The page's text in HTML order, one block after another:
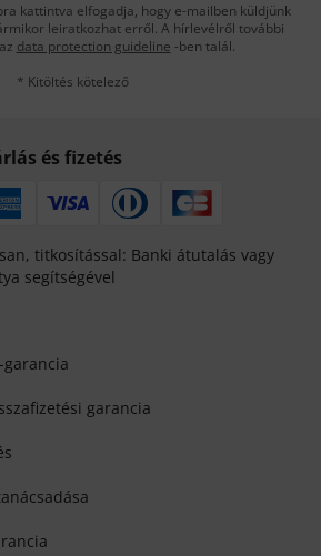
kattintva elfogadja, hogy e-mailben küldjünk
leiratkozhat erről. A hírlevélről további
data protection guideline -ben talál.
* Kitöltés kötelező
és fizetés
titkosítással: Banki átutalás vagy
segítségével
garancia
garancia